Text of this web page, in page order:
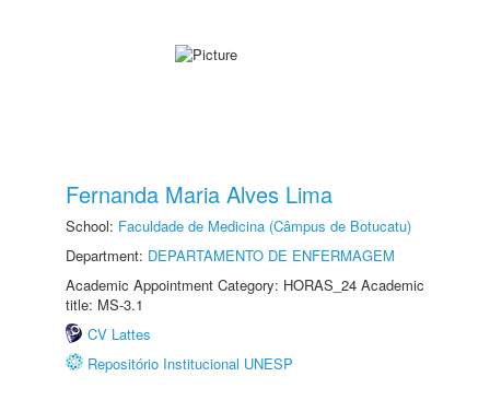
Fernanda Maria Alves Lima
School: Faculdade de Medicina (Câmpus de Botucatu)
Department: DEPARTAMENTO DE ENFERMAGEM
Academic Appointment Category: HORAS_24 Academic
title: MS-3.1
CV Lattes
Repositório Institucional UNESP